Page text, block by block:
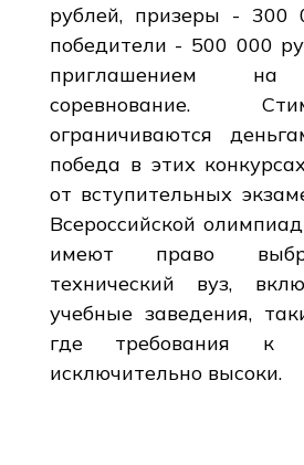
рублей, призеры - 300
победители - 500 000
приглашением на
соревнование.
ограничиваются
победа в этих
от вступительных
Всероссийской
имеют право
технический вуз,
учебные заведения,
где требования к
исключительно высоки.